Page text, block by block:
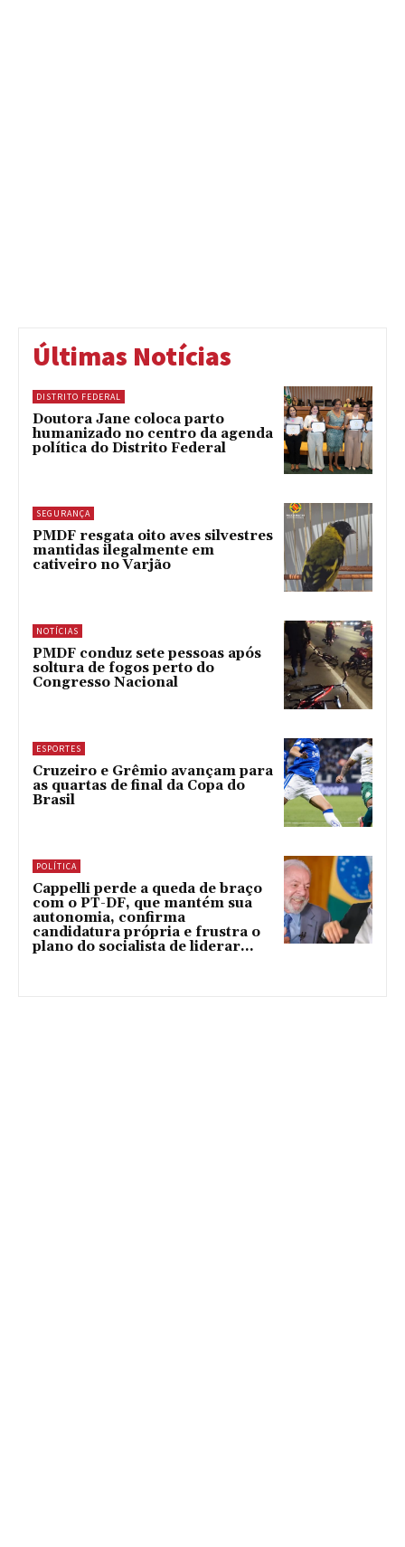
Últimas Notícias
DISTRITO FEDERAL
Doutora Jane coloca parto
humanizado no centro da agenda
política do Distrito Federal
SEGURANÇA
PMDF resgata oito aves silvestres
mantidas ilegalmente em
cativeiro no Varjão
NOTÍCIAS
PMDF conduz sete pessoas após
soltura de fogos perto do
Congresso Nacional
ESPORTES
Cruzeiro e Grêmio avançam para
as quartas de final da Copa do
Brasil
POLÍTICA
Cappelli perde a queda de braço
com o PT-DF, que mantém sua
autonomia, confirma
candidatura própria e frustra o
plano do socialista de liderar...